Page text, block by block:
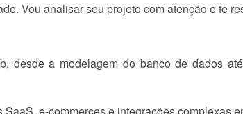
Vou analisar seu projeto com atenção e te
desde a modelagem do banco de dados